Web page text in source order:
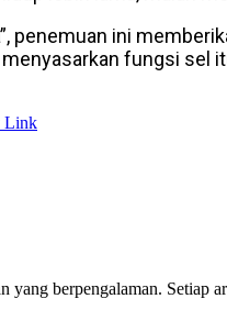
penemuan ini
fungsi sel
Link
berpengalaman. Setiap